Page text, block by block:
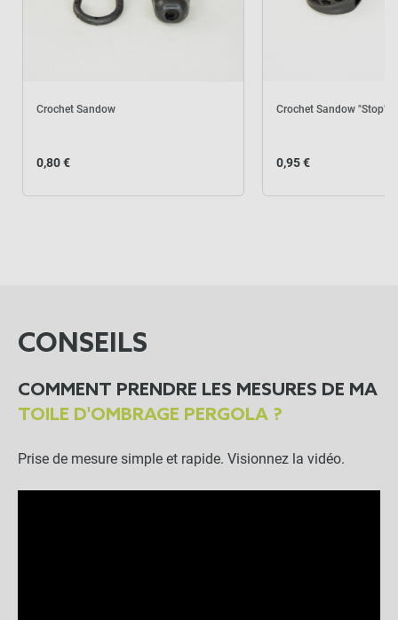
Crochet Sandow
0,80 €
Crochet Sandow "Stop"
0,95 €
CONSEILS
COMMENT PRENDRE LES MESURES DE MA
TOILE D'OMBRAGE PERGOLA ?
Prise de mesure simple et rapide. Visionnez la vidéo.